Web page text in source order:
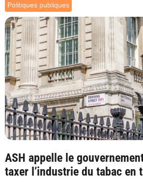
Politiques publiques
ASH appelle le
taxer l’industrie du tabac en